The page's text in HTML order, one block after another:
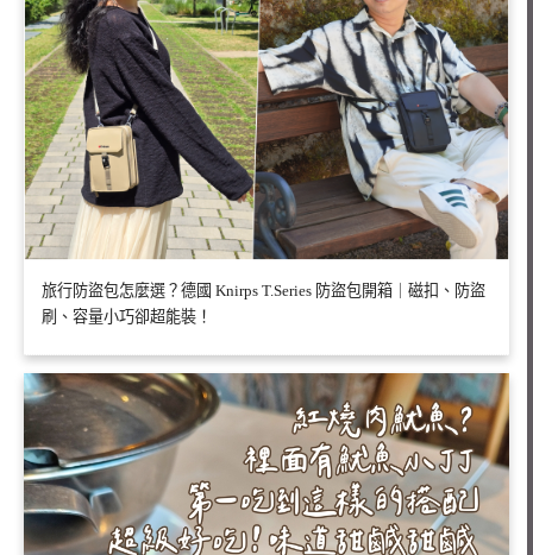
旅行防盜包怎麼選？德國 Knirps T.Series 防盜包開箱｜磁扣、防盜
刷、容量小巧卻超能裝！